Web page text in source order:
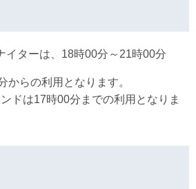
イターは、18時00分～21時00分
らの利用となります。
ドは17時00分までの利用となりま